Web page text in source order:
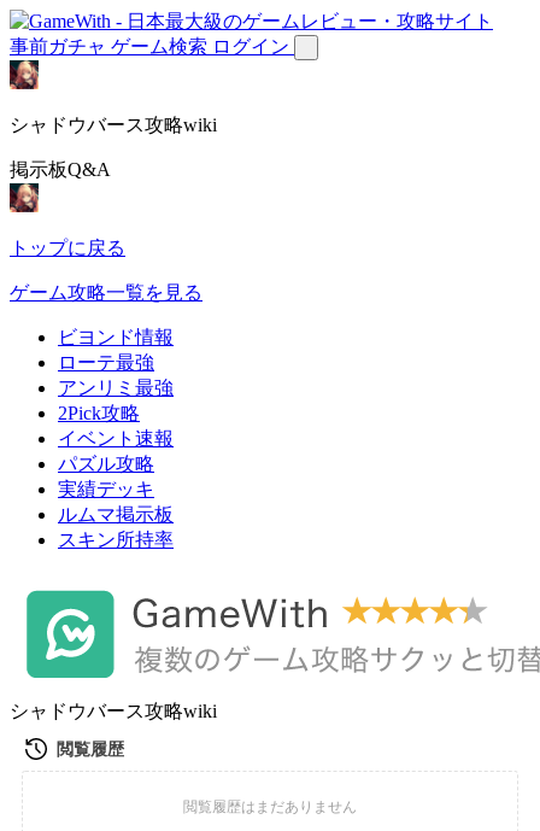
事前ガチャ ゲーム検索 ログイン
シャドウバース攻略wiki
掲示板Q&A
トップに戻る
ゲーム攻略一覧を見る
ビヨンド情報
ローテ最強
アンリミ最強
2Pick攻略
イベント速報
パズル攻略
実績デッキ
ルムマ掲示板
スキン所持率
シャドウバース攻略wiki